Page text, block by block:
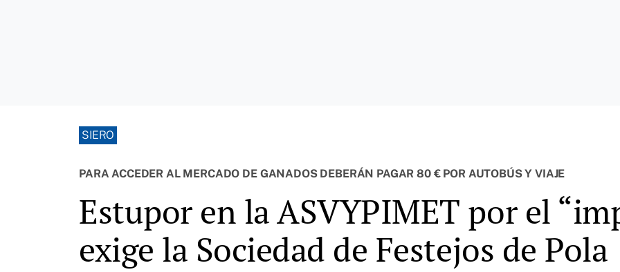
SIERO
PARA ACCEDER AL MERCADO DE GANADOS DEBERÁN PAGAR 80 € POR AUTOBÚS Y VIAJE
Estupor en la ASVYPIMET por el
exige la Sociedad de Festejos de Pola